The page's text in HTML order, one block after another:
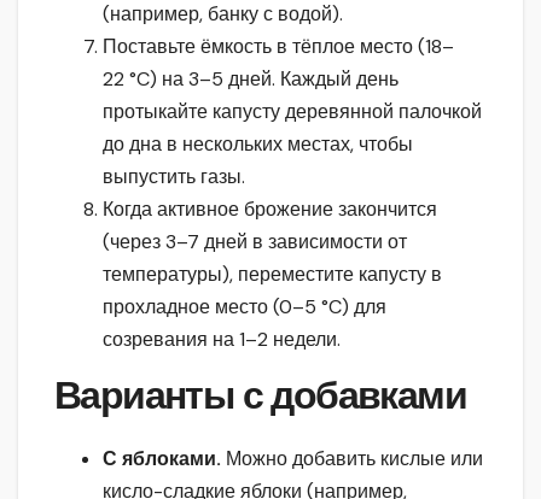
(например, банку с водой).
Поставьте ёмкость в тёплое место (18–
22 °C) на 3–5 дней. Каждый день
протыкайте капусту деревянной палочкой
до дна в нескольких местах, чтобы
выпустить газы.
Когда активное брожение закончится
(через 3–7 дней в зависимости от
температуры), переместите капусту в
прохладное место (0–5 °C) для
созревания на 1–2 недели.
Варианты с добавками
С яблоками. Можно добавить кислые или
кисло-сладкие яблоки (например,